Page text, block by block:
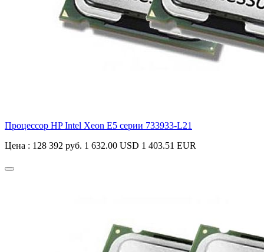
Процессор HP Intel Xeon E5 серии 733933-L21
Цена : 128 392 руб. 1 632.00 USD 1 403.51 EUR